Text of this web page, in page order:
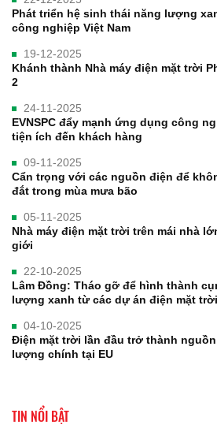
Phát triển hệ sinh thái năng lượng
công nghiệp Việt Nam
19-12-2025
Khánh thành Nhà máy điện mặt trời
2
24-11-2025
EVNSPC đẩy mạnh ứng dụng công
tiện ích đến khách hàng
09-11-2025
Cẩn trọng với các nguồn điện để
đắt trong mùa mưa bão
05-11-2025
Nhà máy điện mặt trời trên mái nhà
giới
22-10-2025
Lâm Đồng: Tháo gỡ để hình thành
lượng xanh từ các dự án điện mặt
04-10-2025
Điện mặt trời lần đầu trở thành
lượng chính tại EU
TIN NỔI BẬT